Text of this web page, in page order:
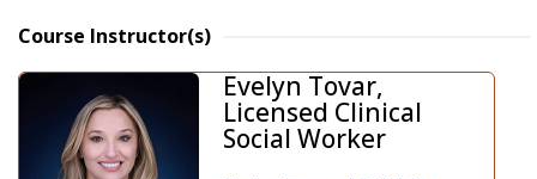
Course Instructor(s)
Evelyn Tovar,
Licensed Clinical
Social Worker